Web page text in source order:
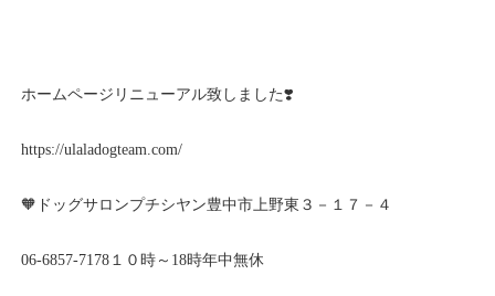
ホームページリニューアル致しました❣️
https://ulaladogteam.com/
🧡ドッグサロンプチシヤン豊中市上野東３－１７－４
06-6857-7178１０時～18時年中無休